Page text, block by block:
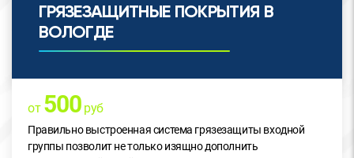
ГРЯЗЕЗАЩИТНЫЕ ПОКРЫТИЯ В
ВОЛОГДЕ
от 500руб
Правильно выстроенная система грязезащиты входной
группы позволит не только изящно дополнить